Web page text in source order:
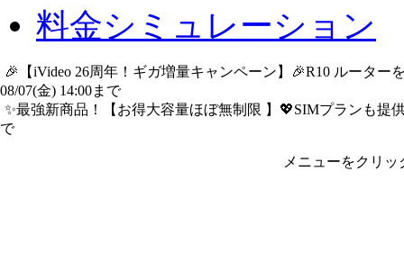
料金シミュレーション
🎉【iVideo 26周年！ギガ増量キャンペーン】🎉R10 ルータ
08/07(金) 14:00まで
✨️最強新商品！【お得大容量ほぼ無制限 】💖SIMプランも提
で
メニューをクリ